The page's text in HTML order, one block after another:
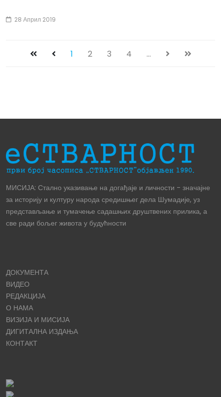
28 Април 2019
1 2 3 4 ...
МИСИЈА: Стално указивање на догађаје и личности - значајне
за историју и културу народа средишњег дела Шумадије, уз
представљање и тумачење садашњих друштвених прилика, а
све ради бољег живота у будућности
ДОКУМЕНТА
ВИДЕО
РЕДАКЦИЈА
О НАМА
ВИЗИЈА И МИСИЈА
ДИГИТАЛНА ИЗДАЊА
КОНТАКТ